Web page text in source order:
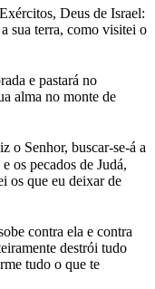
Deus de Israel:
sua terra, como visitei o
e pastará no
alma no monte de
o Senhor, buscar-se-á a
os pecados de Judá,
os que eu deixar de
contra ela e contra
destrói tudo
tudo o que te